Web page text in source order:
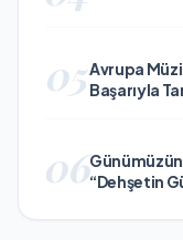
05Avrupa
Başarıyla
06“Dehşetin